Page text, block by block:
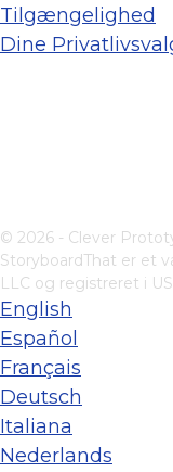
Tilgængelighed
Dine
© 2026 - Clever
StoryboardThat er et
LLC og registreret i
English
Español
Français
Deutsch
Italiana
Nederlands